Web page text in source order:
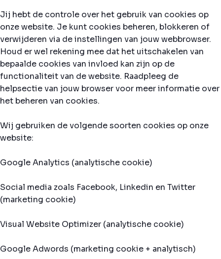
Jij hebt de controle over het gebruik van cookies op
onze website. Je kunt cookies beheren, blokkeren of
verwijderen via de instellingen van jouw webbrowser.
Houd er wel rekening mee dat het uitschakelen van
bepaalde cookies van invloed kan zijn op de
functionaliteit van de website. Raadpleeg de
helpsectie van jouw browser voor meer informatie over
het beheren van cookies.
Wij gebruiken de volgende soorten cookies op onze
website:
Google Analytics (analytische cookie)
Social media zoals Facebook, Linkedin en Twitter
(marketing cookie)
Visual Website Optimizer (analytische cookie)
Google Adwords (marketing cookie + analytisch)